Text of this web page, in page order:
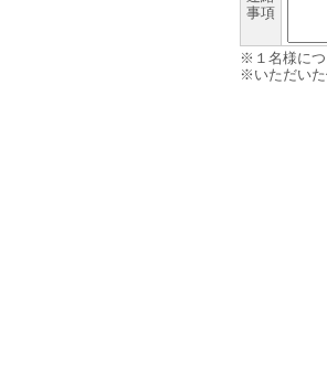
事項
※１名様につ
※いただいた